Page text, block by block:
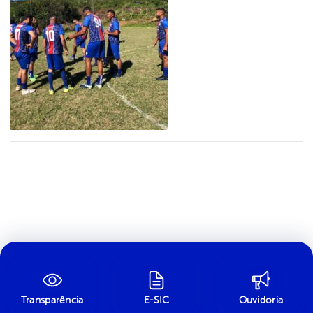
Transparência E-SIC Ouvidoria